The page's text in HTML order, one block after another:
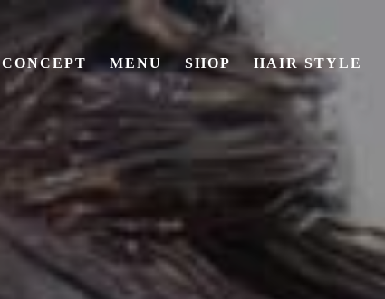
CONCEPT MENU SHOP HAIR STYLE